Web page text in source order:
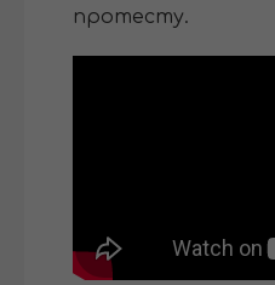
протесту.